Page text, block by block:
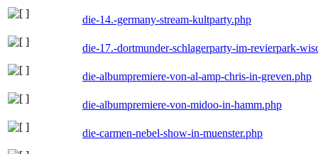
die-14.-germany-stream-kultparty.php
die-17.-dortmunder-schlagerparty-im-revierpark-
die-albumpremiere-von-al-amp-chris-in-greven.php
die-albumpremiere-von-midoo-in-hamm.php
die-carmen-nebel-show-in-muenster.php